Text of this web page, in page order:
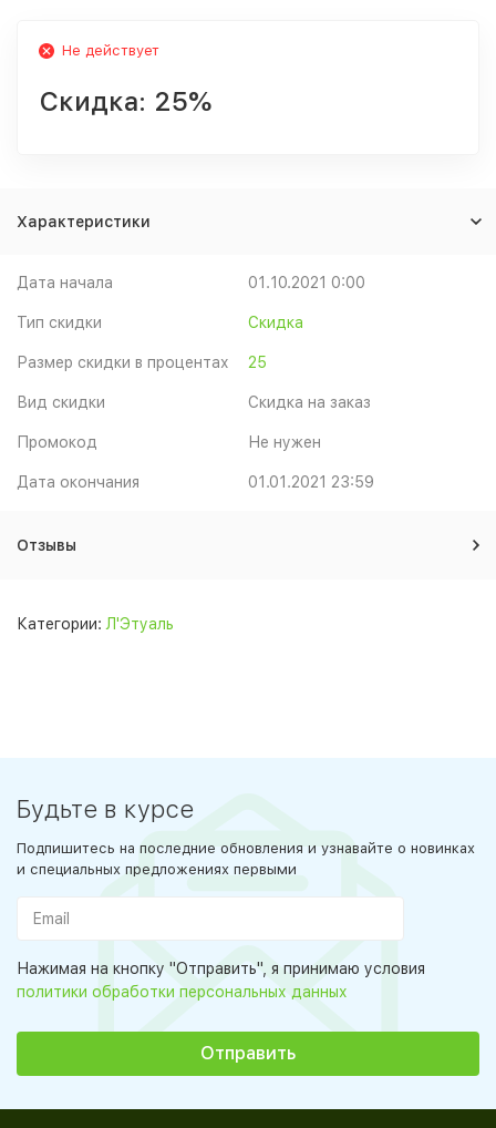
Не действует
Скидка: 25%
Характеристики
Дата начала 01.10.2021 0:00
Тип скидки Скидка
Размер скидки в процентах 25
Вид скидки Скидка на заказ
Промокод Не нужен
Дата окончания 01.01.2021 23:59
Отзывы
Категории: Л'Этуаль
Будьте в курсе
Подпишитесь на последние обновления и узнавайте о новинках
и специальных предложениях первыми
Нажимая на кнопку "Отправить", я принимаю условия
политики обработки персональных данных